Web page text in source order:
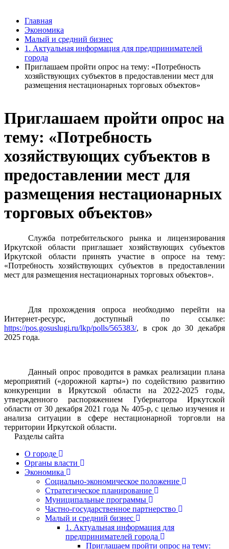
Приглашаем пройти опрос на
тему: «Потребность
хозяйствующих субъектов в
предоставлении мест для
размещения нестационарных
торговых объектов»
Служба потребительского рынка и лицензирования
Иркутской области приглашает хозяйствующих субъектов
Иркутской области принять участие в опросе на тему:
«Потребность хозяйствующих субъектов в предоставлении
мест для размещения нестационарных торговых объектов».
Для прохождения опроса необходимо перейти на
Интернет-ресурс, доступный по ссылке:
https://pos.gosuslugi.ru/lkp/polls/565383/, в срок до 30 декабря
2025 года.
Данный опрос проводится в рамках реализации плана
мероприятий («дорожной карты») по содействию развитию
конкуренции в Иркутской области на 2022-2025 годы,
утвержденного распоряжением Губернатора Иркутской
области от 30 декабря 2021 года № 405-р, с целью изучения и
анализа ситуации в сфере нестационарной торговли на
территории Иркутской области.
Разделы сайта
О городе
Органы власти
Экономика
Социально-экономическое положение
Стратегическое планирование
Муниципальные программы
Частно-государственное партнерство
Малый и средний бизнес
1. Актуальная информация для
предпринимателей города
Приглашаем пройти опрос на тему:
Главная
Экономика
Малый и средний бизнес
1. Актуальная информация для предпринимателей
города
Приглашаем пройти опрос на тему: «Потребность
хозяйствующих субъектов в предоставлении мест для
размещения нестационарных торговых объектов»